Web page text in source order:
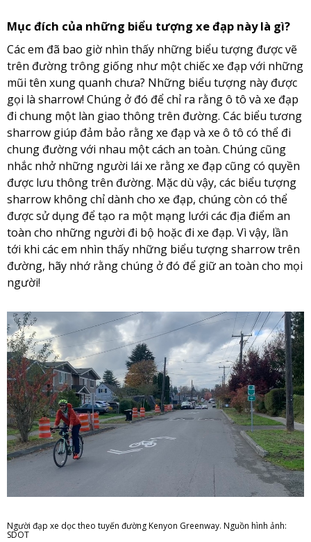
Mục đích của những biểu tượng xe đạp này là gì?
Các em đã bao giờ nhìn thấy những biểu tượng được vẽ
trên đường trông giống như một chiếc xe đạp với những
mũi tên xung quanh chưa? Những biểu tượng này được
gọi là sharrow! Chúng ở đó để chỉ ra rằng ô tô và xe đạp
đi chung một làn giao thông trên đường. Các biểu tương
sharrow giúp đảm bảo rằng xe đạp và xe ô tô có thể đi
chung đường với nhau một cách an toàn. Chúng cũng
nhắc nhở những người lái xe rằng xe đạp cũng có quyền
được lưu thông trên đường. Mặc dù vậy, các biểu tượng
sharrow không chỉ dành cho xe đạp, chúng còn có thể
được sử dụng để tạo ra một mạng lưới các địa điểm an
toàn cho những người đi bộ hoặc đi xe đạp. Vì vậy, lần
tới khi các em nhìn thấy những biểu tượng sharrow trên
đường, hãy nhớ rằng chúng ở đó để giữ an toàn cho mọi
người!
Người đạp xe dọc theo tuyến đường Kenyon Greenway. Nguồn hình ảnh:
SDOT